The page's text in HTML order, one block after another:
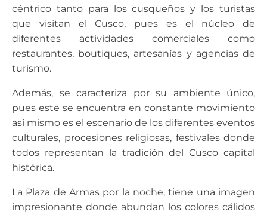
céntrico tanto para los cusqueños y los turistas
que visitan el Cusco, pues es el núcleo de
diferentes actividades comerciales como
restaurantes, boutiques, artesanías y agencias de
turismo.
Además, se caracteriza por su ambiente único,
pues este se encuentra en constante movimiento
así mismo es el escenario de los diferentes eventos
culturales, procesiones religiosas, festivales donde
todos representan la tradición del Cusco capital
histórica.
La Plaza de Armas por la noche, tiene una imagen
impresionante donde abundan los colores cálidos